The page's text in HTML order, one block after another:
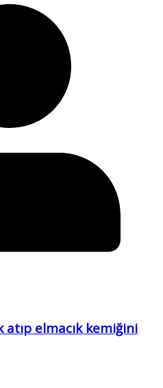
atıp elmacık kemiğini